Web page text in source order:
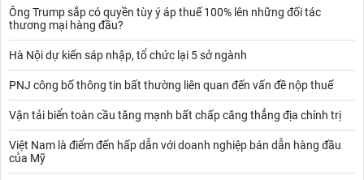
Ông Trump sắp có quyền tùy ý áp thuế 100% lên những đối tác
thương mại hàng đầu?
Hà Nội dự kiến sáp nhập, tổ chức lại 5 sở ngành
PNJ công bố thông tin bất thường liên quan đến vấn đề nộp thuế
Vận tải biển toàn cầu tăng mạnh bất chấp căng thẳng địa chính trị
Việt Nam là điểm đến hấp dẫn với doanh nghiệp bán dẫn hàng đầu
của Mỹ